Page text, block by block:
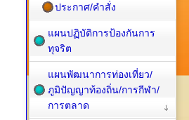
ประกาศ/คำสั่ง
แผนปฏิบัติการป้องกันการ
ทุจริต
แผนพัฒนาการท่องเที่ยว/
ภูมิปัญญาท้องถิ่น/การกีฬา/
การตลาด